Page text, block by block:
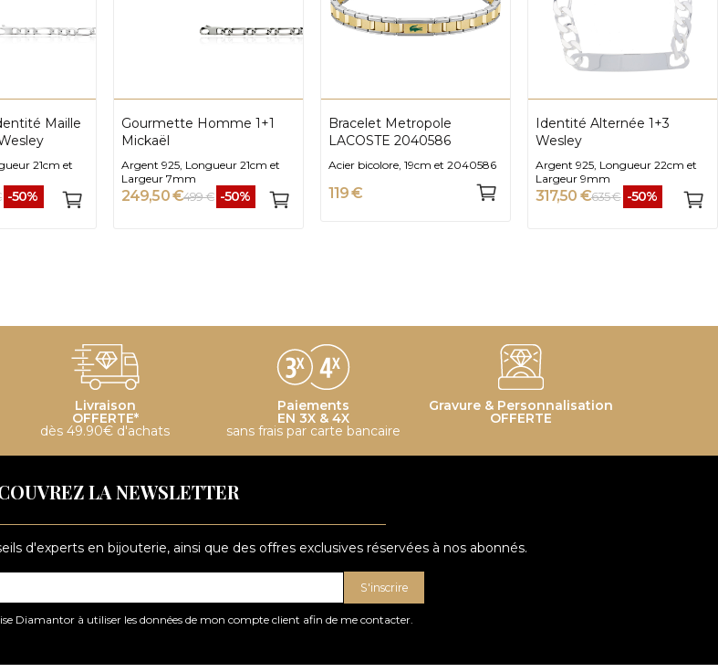
Maille
21cm et
-50%
Gourmette Homme 1+1
Mickaël
Argent 925, Longueur 21cm et
Largeur 7mm
249,50 €499 € -50%
Bracelet Metropole
LACOSTE 2040586
Acier bicolore, 19cm et 2040586
119 €
Identité Alternée 1+3
Wesley
Argent 925, Longueur 22cm et
Largeur 9mm
317,50 €635 € -50%
Livraison
OFFERTE*
dès 49.90€ d'achats
Paiements
EN 3X & 4X
sans frais par carte bancaire
Gravure & Personnalisation
OFFERTE
LA NEWSLETTER
d'experts en bijouterie, ainsi que des offres exclusives réservées à nos abonnés.
S'inscrire
Diamantor à utiliser les données de mon compte client afin de me contacter.